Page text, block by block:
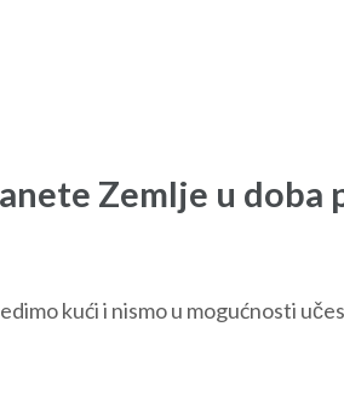
Zemlje u doba
kući i nismo u mogućnosti